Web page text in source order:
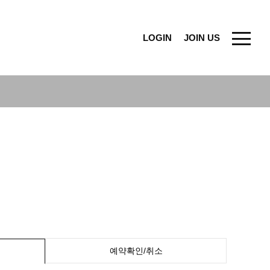
LOGIN JOIN US
예약확인/취소